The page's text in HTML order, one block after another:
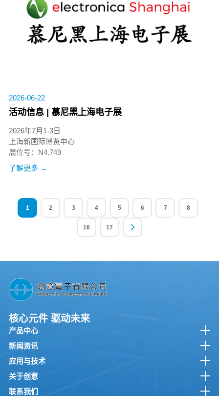
2026-06-22
活动信息 | 慕尼黑上海电子展
2026年7月1-3日
上海新国际博览中心
展位号：N4.749
了解更多 →
1 2 3 4 5 6 7 8
16 17
核心元件 驱动未来
产品中心
新闻资讯
应用与技术
关于创意
联系我们